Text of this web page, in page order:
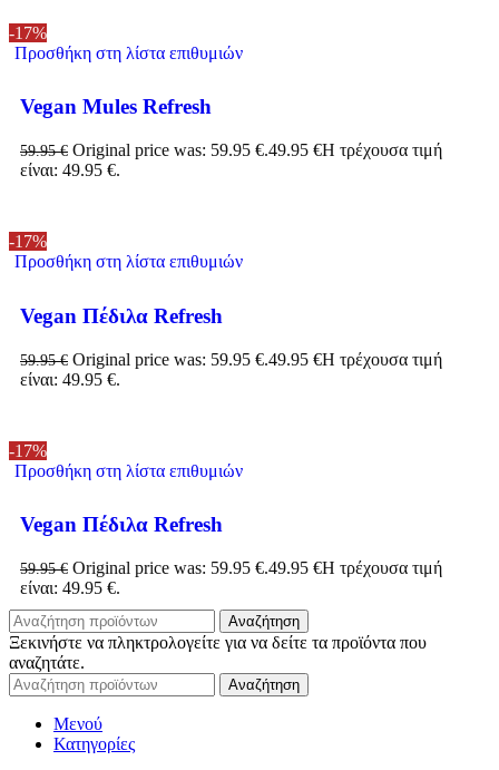
-17%
Προσθήκη στη λίστα επιθυμιών
Vegan Mules Refresh
59.95€ Original price was: 59.95 €.49.95 €Η τρέχουσα τιμή
είναι: 49.95 €.
-17%
Προσθήκη στη λίστα επιθυμιών
Vegan Πέδιλα Refresh
59.95€ Original price was: 59.95 €.49.95 €Η τρέχουσα τιμή
είναι: 49.95 €.
-17%
Προσθήκη στη λίστα επιθυμιών
Vegan Πέδιλα Refresh
59.95€ Original price was: 59.95 €.49.95 €Η τρέχουσα τιμή
είναι: 49.95 €.
Αναζήτηση
Ξεκινήστε να πληκτρολογείτε για να δείτε τα προϊόντα που
αναζητάτε.
Αναζήτηση
Μενού
Κατηγορίες